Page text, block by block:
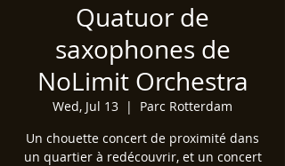
Quatuor de
saxophones de
NoLimit Orchestra
Wed, Jul 13
  |
Parc Rotterdam
Un chouette concert de proximité dans
un quartier à redécouvrir, et un concert